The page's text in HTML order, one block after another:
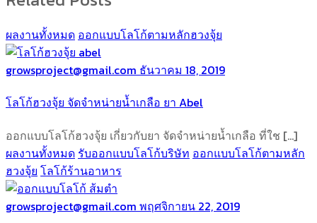
ผลงานทั้งหมด ออกแบบโลโก้ตามหลักฮวงจุ้ย
growsproject@gmail.com ธันวาคม 18, 2019
โลโก้ฮวงจุ้ย จัดจำหน่ายน้ำเกลือ ยา Abel
ออกแบบโลโก้ฮวงจุ้ย เกี่ยวกับยา จัดจำหน่ายน้ำเกลือ ที่ใช […]
ผลงานทั้งหมด รับออกแบบโลโก้บริษัท ออกแบบโลโก้ตามหลัก
ฮวงจุ้ย โลโก้ร้านอาหาร
growsproject@gmail.com พฤศจิกายน 22, 2019